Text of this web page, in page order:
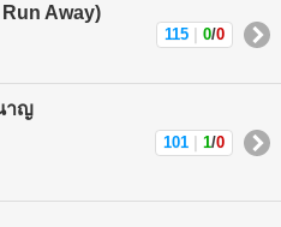
Away)
115 0/0
าญ
101 1/0